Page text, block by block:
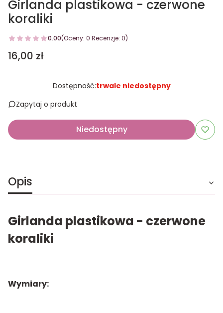
Girlanda plastikowa - czerwone
koraliki
0.00(Oceny: 0 Recenzje: 0)
Cena
16,00 zł
Dostępność:trwale niedostępny
Zapytaj o produkt
Niedostępny
Opis
Girlanda plastikowa - czerwone
koraliki
Wymiary: